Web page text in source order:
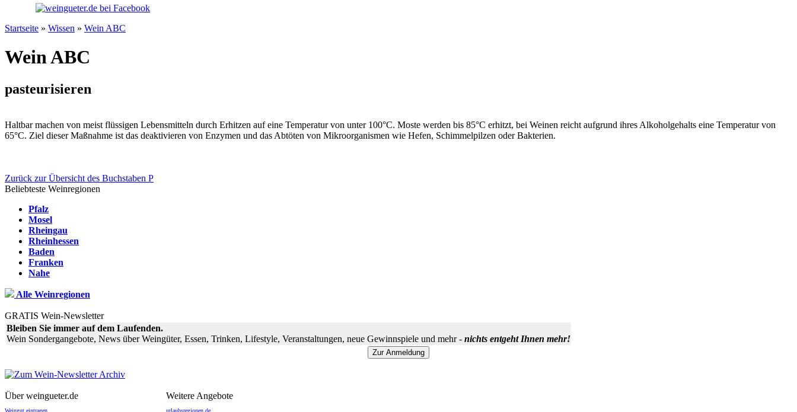
Startseite » Wissen » Wein ABC
Wein ABC
pasteurisieren
Haltbar machen von meist flüssigen Lebensmitteln durch Erhitzen auf eine Temperatur von unter 100°C. Moste werden bis 85°C erhitzt, bei Weinen reicht aufgrund ihres Alkoholgehalts eine Temperatur von
65°C. Ziel dieser Maßnahme ist das deaktivieren von Enzymen und das Abtöten von Mikroorganismen wie Hefen, Schimmelpilzen oder Bakterien.
Zurück zur Übersicht des Buchstaben P
Beliebteste Weinregionen
Pfalz
Mosel
Rheingau
Rheinhessen
Baden
Franken
Nahe
Alle Weinregionen
GRATIS Wein-Newsletter
Bleiben Sie immer auf dem Laufenden.
Wein Sondergangebote, News über Weingüter, Essen, Trinken, Lifestyle, Veranstaltungen, neue Gewinnspiele und mehr - nichts entgeht Ihnen mehr!
Über weingueter.de
Weingut eintragen
Weitere Angebote
urlaubsregionen.de